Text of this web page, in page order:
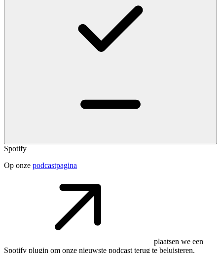
Spotify
Op onze podcastpagina
plaatsen we een
Spotify plugin om onze nieuwste podcast terug te beluisteren.